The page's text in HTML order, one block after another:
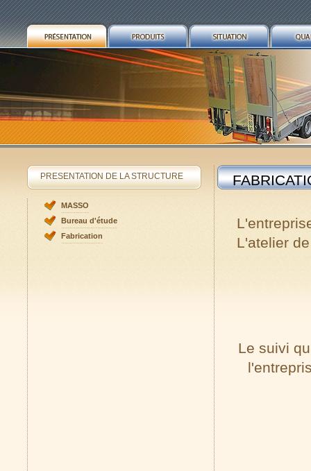
PRESENTATION DE LA STRUCTURE
MASSO
Bureau d'étude
Fabrication
L'atelier
Le suivi